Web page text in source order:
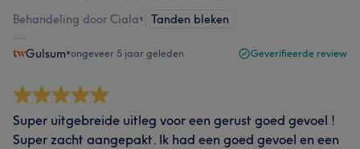
Behandeling door Ciala• Tanden bleken
Gulsum•ongeveer 5 jaar geleden Geverifieerde review
Super uitgebreide uitleg voor een gerust goed gevoel !
Super zacht aangepakt. Ik had een goed gevoel en een